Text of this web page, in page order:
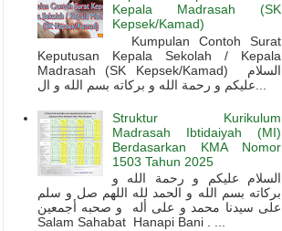
Kepala Madrasah (SK
Kepsek/Kamad)
Kumpulan Contoh Surat
Keputusan Kepala Sekolah / Kepala
Madrasah (SK Kepsek/Kamad) السلام
Struktur Kurikulum
Madrasah Ibtidaiyah (MI)
Berdasarkan KMA Nomor
1503 Tahun 2025
السلام عليكم و رحمة الله و
بركاته بسم الله و الحمد لله اللهم صل و سلم
على سيدنا محمد و على أله و صحبه أجمعين
Salam Sahabat Hanapi Bani . ...